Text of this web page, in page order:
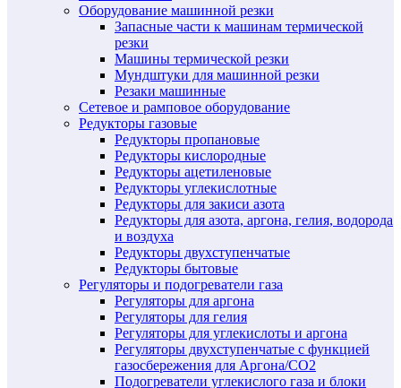
Оборудование машинной резки
Запасные части к машинам термической
резки
Машины термической резки
Мундштуки для машинной резки
Резаки машинные
Сетевое и рамповое оборудование
Редукторы газовые
Редукторы пропановые
Редукторы кислородные
Редукторы ацетиленовые
Редукторы углекислотные
Редукторы для закиси азота
Редукторы для азота, аргона, гелия, водорода
и воздуха
Редукторы двухступенчатые
Редукторы бытовые
Регуляторы и подогреватели газа
Регуляторы для аргона
Регуляторы для гелия
Регуляторы для углекислоты и аргона
Регуляторы двухступенчатые c функцией
газосбережения для Аргона/СО2
Подогреватели углекислого газа и блоки